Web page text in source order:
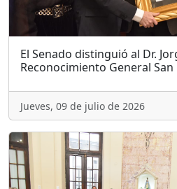
El Senado distinguió al Dr.
Reconocimiento General
Jueves, 09 de julio de 2026